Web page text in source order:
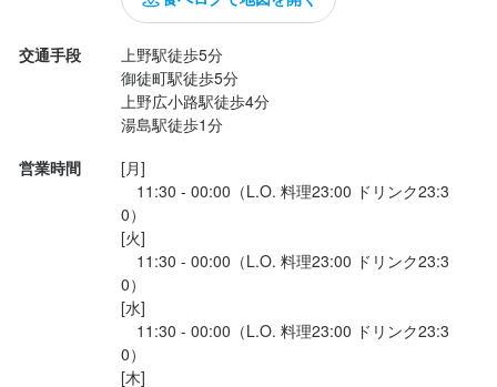
交通手段
上野駅徒歩5分
御徒町駅徒歩5分
上野広小路駅徒歩4分
湯島駅徒歩1分
営業時間
[月]
11:30 - 00:00（L.O. 料理23:00 ドリンク23:3
0）
[火]
11:30 - 00:00（L.O. 料理23:00 ドリンク23:3
0）
[水]
11:30 - 00:00（L.O. 料理23:00 ドリンク23:3
0）
[木]
応募資格
必須スキル・経験
コミュニケーション能力
未経験歓迎、飲食店の接客スキルはどんな職種にも役に立ちま
コミュニケーション能力を磨きたい、内気な自分を変えたい！そ
んな想いの人もしっかりサポートしますので仕事を通じて共に成
長してみませんか？
歓迎スキル・経験
創作鉄板じゅうじゅう
勤務地
東京都台東区上野2-11-7 ふじ芳ビル 1・2F
法人名・事業者名
最終更新日2026/04/01